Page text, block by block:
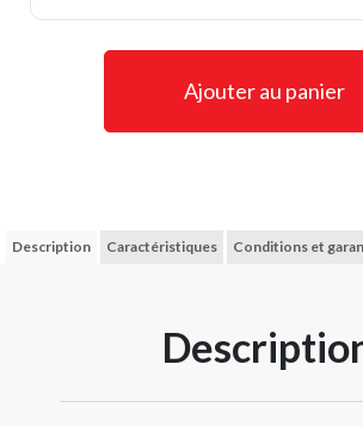
Ajouter au panier
Description Caractéristiques Conditions et